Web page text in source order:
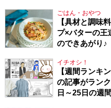
ごはん・おやつ
【具材と調味
プ×バターの王
のできあがり♪
イチオシ！
【週間ランキ
の記事がラン
日～25日の週